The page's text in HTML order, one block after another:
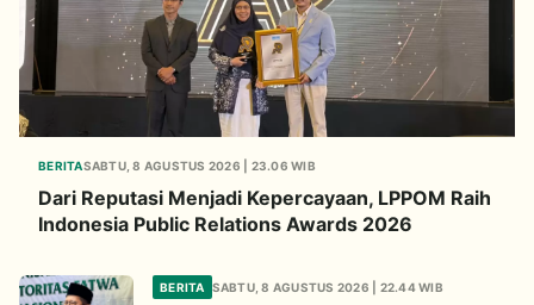
BERITASABTU, 8 AGUSTUS 2026 | 23.06 WIB
Dari Reputasi Menjadi Kepercayaan, LPPOM Raih
Indonesia Public Relations Awards 2026
BERITA SABTU, 8 AGUSTUS 2026 | 22.44 WIB